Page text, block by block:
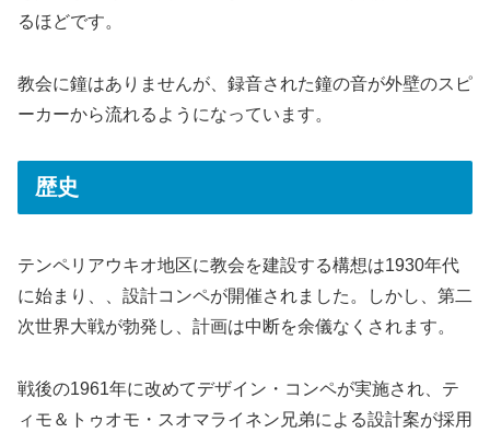
るほどです。
教会に鐘はありませんが、録音された鐘の音が外壁のスピ
ーカーから流れるようになっています。
歴史
テンペリアウキオ地区に教会を建設する構想は1930年代
に始まり、、設計コンペが開催されました。しかし、第二
次世界大戦が勃発し、計画は中断を余儀なくされます。
戦後の1961年に改めてデザイン・コンペが実施され、テ
ィモ＆トゥオモ・スオマライネン兄弟による設計案が採用